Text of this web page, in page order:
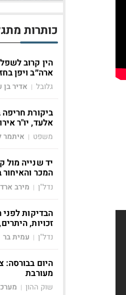
כותרות
הין קרוב
ארה״ב ויפן
גלובל | אדיר בן
ביקורת חריפה
אלעד, יו"ר
משפט | איתמר
יד שנייה מול
המכר
נדל"ן | מירב ארד
הבדיקות
זכויות,
נדל"ן | עמית בר
היום
מעורבת
שוק ההון |